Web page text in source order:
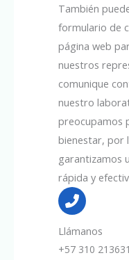
También
formulario de
página web
nuestros
comunique
nuestro
preocupamos
bienestar, por
garantizamos
rápida y
Llámanos
+57 310